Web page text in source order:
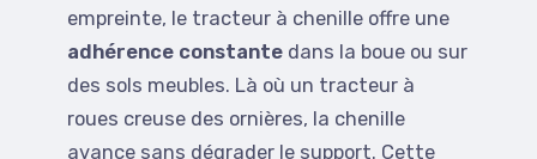
empreinte, le tracteur à chenille offre une
adhérence constante dans la boue ou sur
des sols meubles. Là où un tracteur à
roues creuse des ornières, la chenille
avance sans dégrader le support. Cette